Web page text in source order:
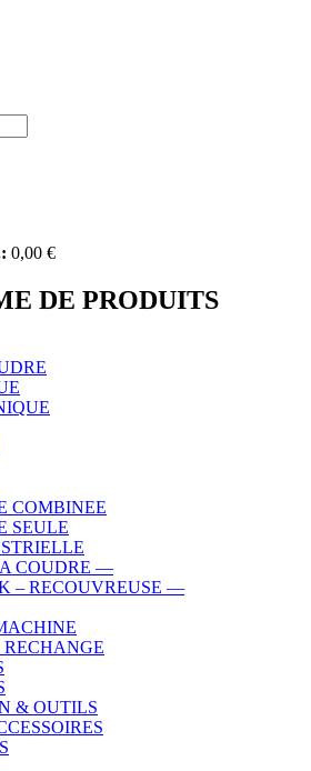
0,00 €
DE PRODUITS
COMBINEE
SEULE
COUDRE —
– RECOUVREUSE —
RECHANGE
& OUTILS